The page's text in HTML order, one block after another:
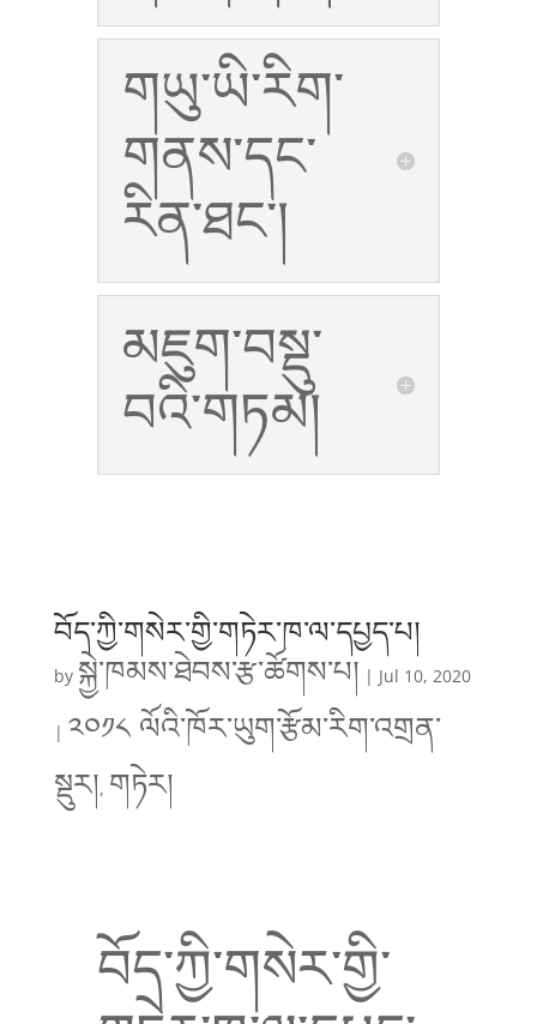
གཡུ་ཡི་རིག་
གནས་དང་
རིན་ཐང་།
མཇུག་བསྡུ་
བའི་གཏམ།
བོད་ཀྱི་གསེར་གྱི་གཏེར་ཁ་ལ་དཔྱད་པ།
by སྐྱེ་ཁམས་ཐེབས་རྩ་ཚོགས་པ། | Jul 10, 2020
| ༢༠༡༨ ལོའི་ཁོར་ཡུག་རྩོམ་རིག་འགྲན་
སྡུར།, གཏེར།
བོད་ཀྱི་གསེར་གྱི་